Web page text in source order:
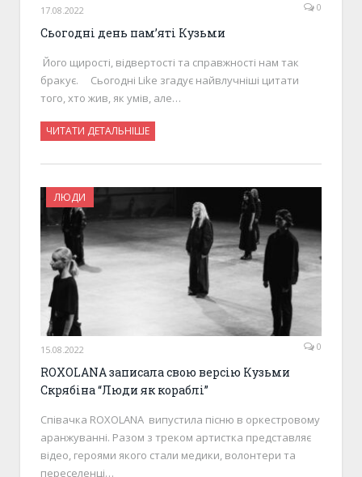
17.08.2022 0
Сьогодні день пам’яті Кузьми
Його щирості, відвертості та справжності нам так
бракує. Сьогодні Like згадує найвлучніші цитати
того, хто жив, як умів, але…
ЧИТАТИ ДЕТАЛЬНІШЕ
ЛЮДИ
15.08.2022 0
ROXOLANA записала свою версію Кузьми
Скрябіна “Люди як кораблі”
Співачка ROXOLANA випустила пісню в оркестровому
аранжуванні. Разом з треком артистка представляє
відео, героями якого стали медики, волонтери та
переселенці…